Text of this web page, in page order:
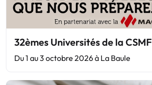
32èmes Universités de la CSMF
Du 1 au 3 octobre 2026 à La Baule